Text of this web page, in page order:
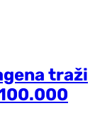
traži